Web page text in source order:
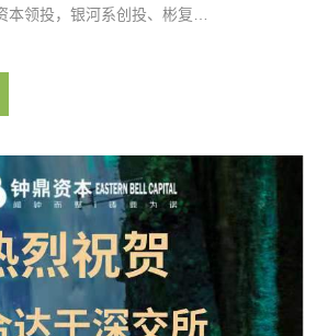
本领投，银河系创投、彬复…